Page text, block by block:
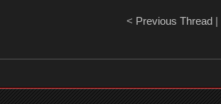
< Previous Thread|